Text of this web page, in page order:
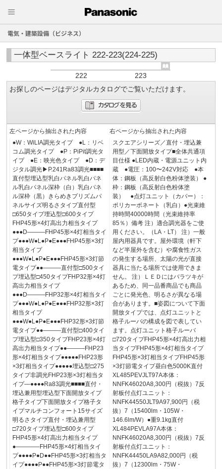
電気・建築設備（ビジネス）
一体型ベースライト 222-223(224-225)
222
223
お探しのページはデジタルカタログでご覧いただけます。
左ページから抽出された内容
●W：WiLIA調光タイプ ●L：リベ
コム調光タイプ ●P：PiPit調光タ
イプ ●E：映光色タイプ ●D：デ
ジタル調光▶P.241Ra83調光■■■■
直付型埋込型乳白パネル乳白パネ
ル乳白パネル深枠（白）乳白パネ
ル深枠（黒）きらめきプリズムパ
ネルサイズ明るさタイプ直付型
□650タイプ埋込型□600タイプ
FHP45形×4灯高出力相当タイプ
●●●D―――FHP45形×4灯相当タイ
プ●●●W●L●P●E●●●FHP45形×3灯
相当タイプ
●●●W●L●P●E●●●FHP45形×3灯節
電タイプ●●―――直付型□500タイ
プ埋込型□450タイプFHP32形×4灯
高出力相当タイプ
●●●D―――FHP32形×4灯相当タイ
プ●●●W●L●P●E●●●FHP32形×3灯
相当タイプ
●●●W●L●P●E●●●FHP32形×3灯節
電タイプ●●―――直付型□400タイ
プ埋込型□350タイプFHP23形×4灯
高出力相当タイプ●●―――FHP23
形×4灯相当タイプ●●●●●FHP23形
×3灯相当タイプ●●●●●埋込型□275
タイプ非調光FHP23形×3灯相当タ
イプ―●●●●Ra83調光■■■■直付・
埋込兼用型埋込型下面開放タイプ
格子タイプ下面開放タイプ格子タ
イプマルチコンフォート15サイズ
明るさタイプ直付・埋込兼用型
□720タイプ埋込型□600タイプ
FHP45形×4灯高出力相当タイプ
●――――FHP45形×4灯相当タイ
プ●●●●P●D●●FHP45形×3灯相当タ
イプ●●●●P●●FHP45形×3灯節電タ
右ページから抽出された内容
スクエアシリーズ／直付・埋込兼
用型／下面開放タイプ■全体共通項
目仕様 ●LED内蔵・電源ユニット内
蔵 ●電圧：100〜242V対応 ●本
体：鋼板（高反射白色粉体塗装） ●
枠：鋼板（高反射白色粉体塗
装） ●点灯ユニット（カバー）：
ポリカーボネート（乳白）●光束維
持時間40000時間（光束維持率
85％）備考 注）適合調光器をご使
用ください。（LA・LT） 注）一般
屋内用器具です。屋外環境（軒下
など半屋外を含む）や腐食性ガス
の発生する場所、太陽の光が直接
器具に当たる場所では使用できま
せん。 注）ＬＥＤにはバラツキが
あるため、同一品番商品でも商品
ごとに発光色、明るさが異なる場
合があります。■姿図について下面
開放タイプでは、点灯ユニットと
格子ルーバの構成を図で表してい
ます。点灯ユニット格子ルーバ
□720タイプFHP45形×4灯高出力相
当タイプFHP45形×4灯相当タイプ
FHP45形×3灯相当タイプFHP45形
×3灯節電タイプ昼白色5000K直付
XL485PEVJLT97A本体：
NNFK46020A8,300円（税抜）7反
射板付点灯ユニット：
NNFK44550JLT9A97,900円（税
抜）7（15400lm・105W・
146.6lm/W）●重9.1kg直付
XL484PEVLA97A本体：
NNFK46020A8,300円（税抜）7反
射板付点灯ユニット：
NNFK44450LA9A82,000円（税
抜）7（12300lm・75W・